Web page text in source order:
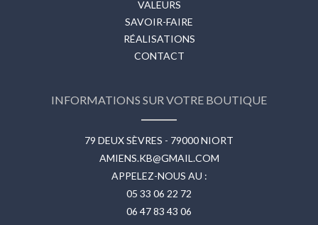
VALEURS
SAVOIR-FAIRE
RÉALISATIONS
CONTACT
INFORMATIONS SUR VOTRE BOUTIQUE
79 DEUX SÈVRES - 79000 NIORT
AMIENS.KB@GMAIL.COM
APPELEZ-NOUS AU :
05 33 06 22 72
06 47 83 43 06